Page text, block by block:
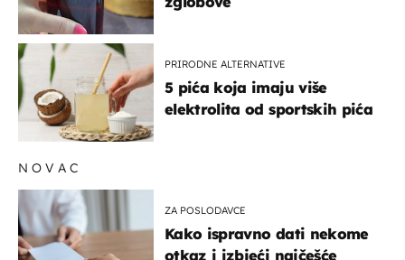
PRIRODNE ALTERNATIVE
5 pića koja imaju više
elektrolita od sportskih pića
NOVAC
ZA POSLODAVCE
Kako ispravno dati nekome
otkaz i izbjeći najčešće